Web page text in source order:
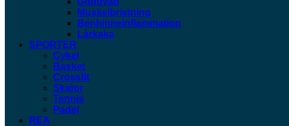
Muskelbristning
Benhinneinflammation
Lårkaka
SPORTER
Cykel
Basket
Crossfit
Skidor
Tennis
Padel
REA